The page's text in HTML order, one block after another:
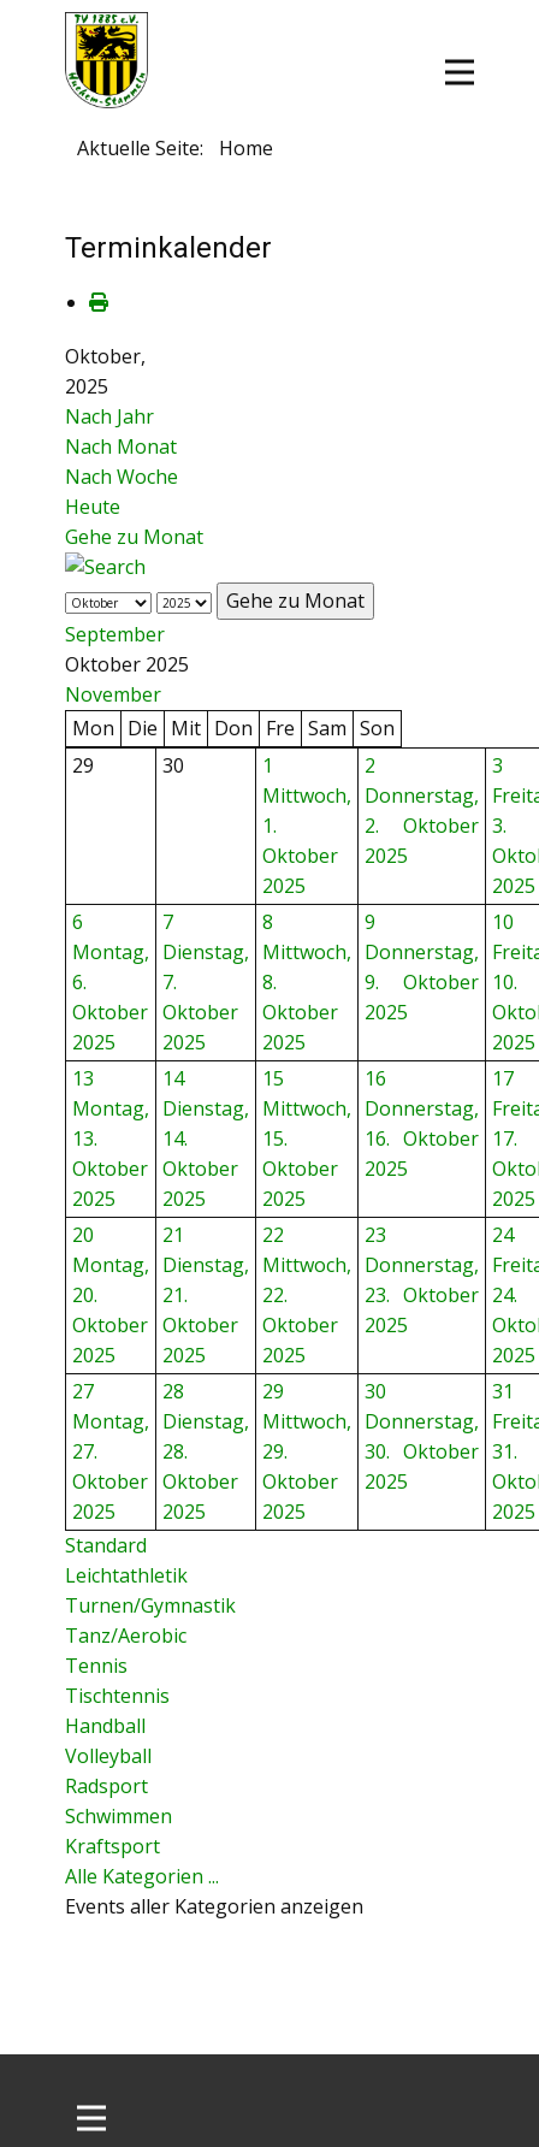
Aktuelle Seite: Home
Terminkalender
Oktober,
2025
Nach Jahr
Nach Monat
Nach Woche
Heute
Gehe zu Monat
Gehe zu Monat
September
Oktober 2025
November
Mon Die Mit Don Fre Sam Son
29
30
1
Mittwoch,
1.
Oktober
2025
2
Donnerstag,
2. Oktober
2025
3
3.
2025
6
Montag,
6.
Oktober
2025
7
Dienstag,
7.
Oktober
2025
8
Mittwoch,
8.
Oktober
2025
9
Donnerstag,
9. Oktober
2025
10
10.
2025
13
Montag,
13.
Oktober
2025
14
Dienstag,
14.
Oktober
2025
15
Mittwoch,
15.
Oktober
2025
16
Donnerstag,
16. Oktober
2025
17
17.
2025
20
Montag,
20.
Oktober
2025
21
Dienstag,
21.
Oktober
2025
22
Mittwoch,
22.
Oktober
2025
23
Donnerstag,
23. Oktober
2025
24
24.
2025
27
Montag,
27.
Oktober
2025
28
Dienstag,
28.
Oktober
2025
29
Mittwoch,
29.
Oktober
2025
30
Donnerstag,
30. Oktober
2025
31
31.
2025
Standard
Leichtathletik
Turnen/Gymnastik
Tanz/Aerobic
Tennis
Tischtennis
Handball
Volleyball
Radsport
Schwimmen
Kraftsport
Alle Kategorien ...
Events aller Kategorien anzeigen